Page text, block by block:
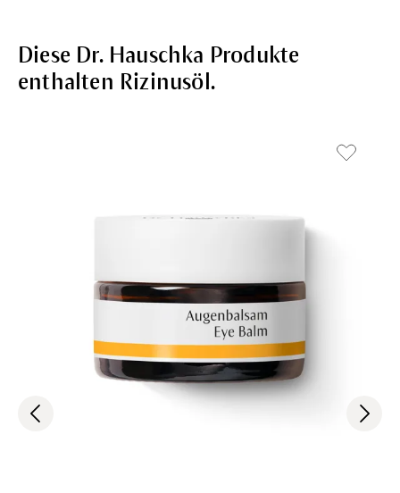
Diese Dr. Hauschka Produkte
enthalten Rizinusöl.